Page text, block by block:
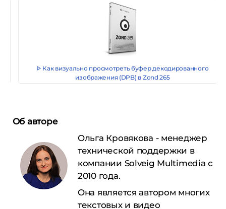
ᐈ Как визуально просмотреть буфер декодированного
изображения (DPB) в Zond 265
Об авторе
Ольга Кровякова - менеджер
технической поддержки в
компании Solveig Multimedia с
2010 года.
Она является автором многих
текстовых и видео